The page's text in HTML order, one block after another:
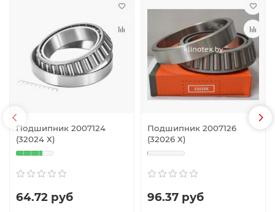
Подшипник 2007124
(32024 Х)
64.72 руб
Подшипник 2007126
(32026 Х)
96.37 руб